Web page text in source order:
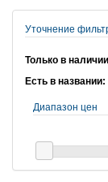
Уточнение
Только в
Есть в названии:
Диапазон цен